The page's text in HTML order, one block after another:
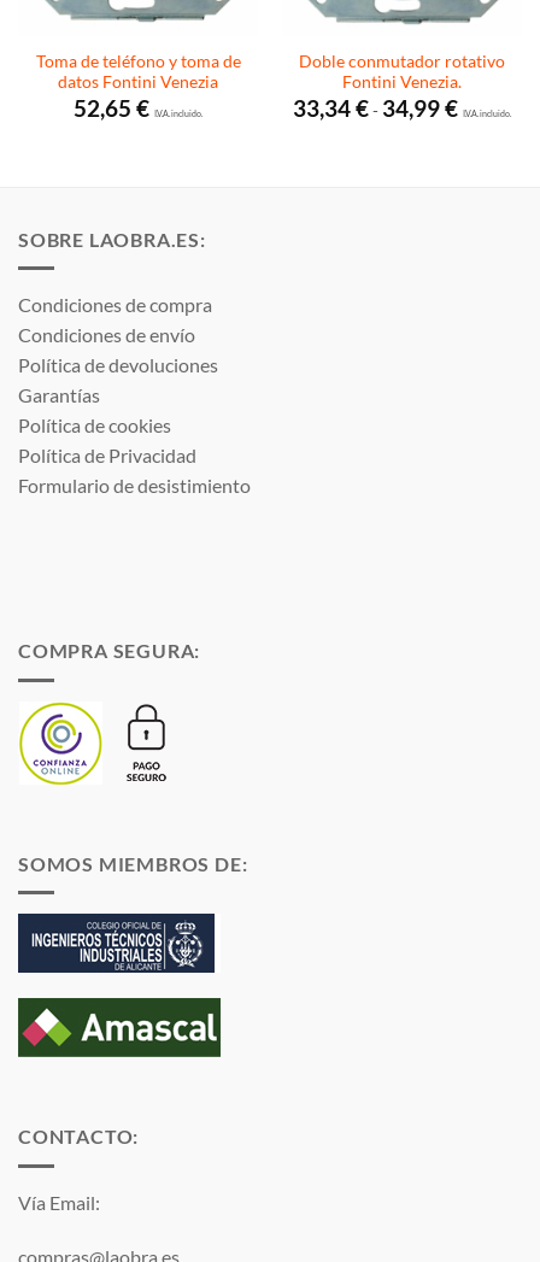
Toma de teléfono y toma de
datos Fontini Venezia
52,65 € I.V.A. incluido.
Doble conmutador rotativo
Fontini Venezia.
33,34€- 34,99€Rango
de
I.V.A. incluido.
SOBRE LAOBRA.ES:
Condiciones de compra
Condiciones de envío
Política de devoluciones
Garantías
Política de cookies
Política de Privacidad
Formulario de desistimiento
COMPRA SEGURA:
SOMOS MIEMBROS DE:
CONTACTO:
Vía Email:
compras@laobra.es